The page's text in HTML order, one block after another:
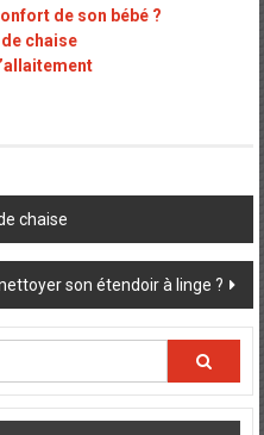
de son bébé ?
chaise
chaise
son étendoir à linge ?